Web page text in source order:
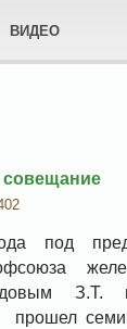
ВИДЕО
совещание
под
З.Т.
прошел